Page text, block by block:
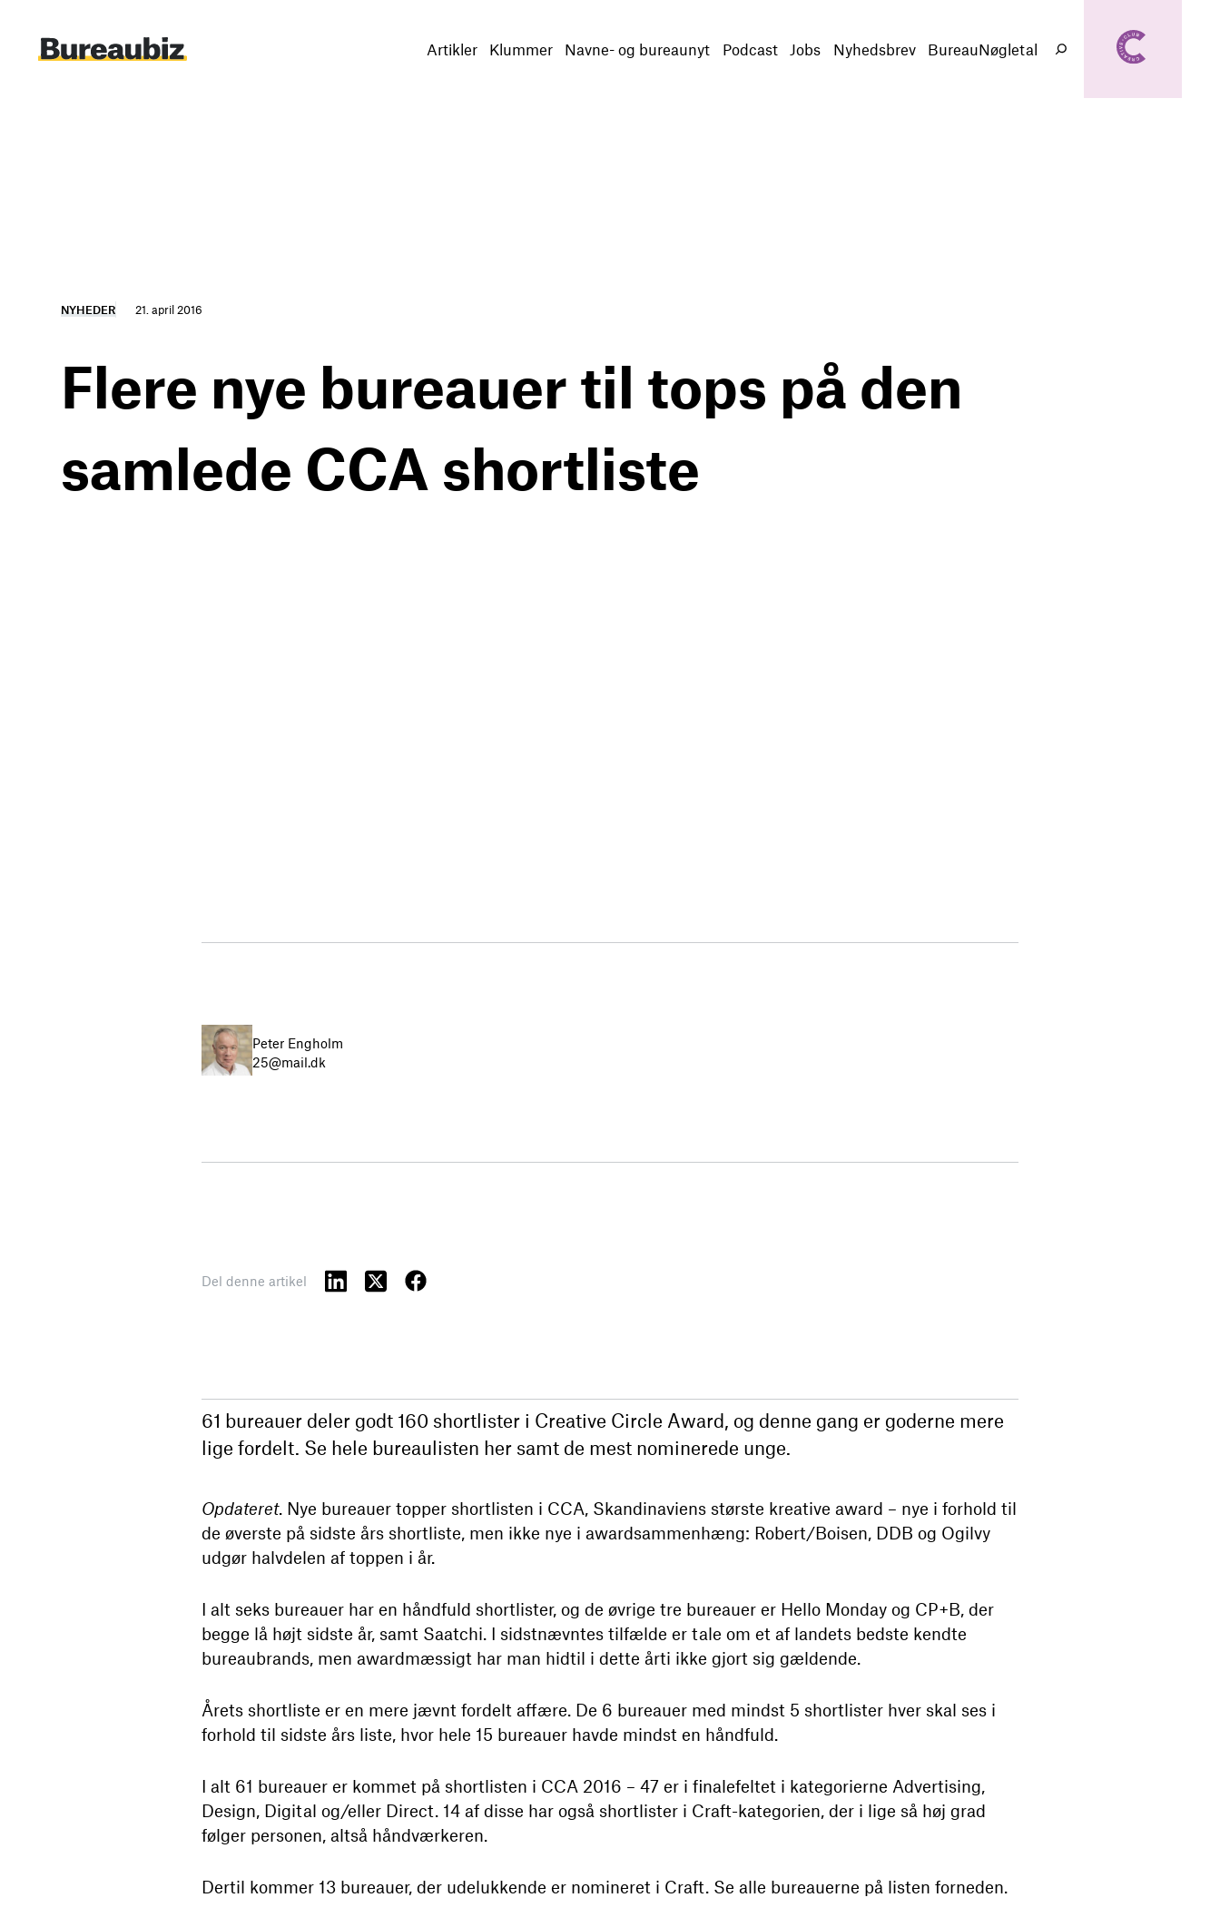
indhold
Artikler Klummer Navne- og bureaunyt Podcast Jobs Nyhedsbrev BureauNøgletal
Søg
NYHEDER 21. april 2016
Flere nye bureauer til tops på den
samlede CCA shortliste
Peter Engholm
25@mail.dk
Del denne artikel
61 bureauer deler godt 160 shortlister i Creative Circle Award, og denne gang er goderne mere
lige fordelt. Se hele bureaulisten her samt de mest nominerede unge.
Opdateret. Nye bureauer topper shortlisten i CCA, Skandinaviens største kreative award – nye i forhold til
de øverste på sidste års shortliste, men ikke nye i awardsammenhæng: Robert/Boisen, DDB og Ogilvy
udgør halvdelen af toppen i år.
I alt seks bureauer har en håndfuld shortlister, og de øvrige tre bureauer er Hello Monday og CP+B, der
begge lå højt sidste år, samt Saatchi. I sidstnævntes tilfælde er tale om et af landets bedste kendte
bureaubrands, men awardmæssigt har man hidtil i dette årti ikke gjort sig gældende.
Årets shortliste er en mere jævnt fordelt affære. De 6 bureauer med mindst 5 shortlister hver skal ses i
forhold til sidste års liste, hvor hele 15 bureauer havde mindst en håndfuld.
I alt 61 bureauer er kommet på shortlisten i CCA 2016 – 47 er i finalefeltet i kategorierne Advertising,
Design, Digital og/eller Direct. 14 af disse har også shortlister i Craft-kategorien, der i lige så høj grad
følger personen, altså håndværkeren.
Dertil kommer 13 bureauer, der udelukkende er nomineret i Craft. Se alle bureauerne på listen forneden.